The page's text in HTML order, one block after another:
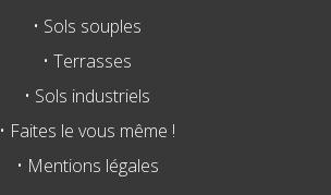
• Sols souples
• Terrasses
• Sols industriels
• Faites le vous même !
• Mentions légales